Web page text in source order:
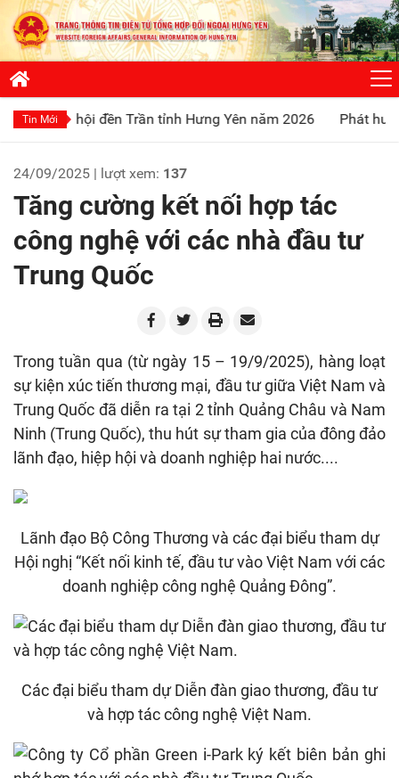
Tin Mới
Trần tỉnh Hưng Yên năm 2026 Phát huy truyền thống
24/09/2025 | lượt xem: 137
Tăng cường kết nối hợp tác
công nghệ với các nhà đầu tư
Trung Quốc
Trong tuần qua (từ ngày 15 – 19/9/2025), hàng loạt
sự kiện xúc tiến thương mại, đầu tư giữa Việt Nam và
Trung Quốc đã diễn ra tại 2 tỉnh Quảng Châu và Nam
Ninh (Trung Quốc), thu hút sự tham gia của đông đảo
lãnh đạo, hiệp hội và doanh nghiệp hai nước....
Lãnh đạo Bộ Công Thương và các đại biểu tham dự
Hội nghị “Kết nối kinh tế, đầu tư vào Việt Nam với các
doanh nghiệp công nghệ Quảng Đông”.
Các đại biểu tham dự Diễn đàn giao thương, đầu tư
và hợp tác công nghệ Việt Nam.